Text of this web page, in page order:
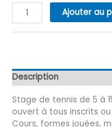
quantité
Stage
tennis
au
26
juin
Ajouter au
Description
Stage de tennis de 5 à
ouvert à tous inscrits
Cours, formes jouées,